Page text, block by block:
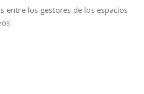
entre los gestores de los espacios